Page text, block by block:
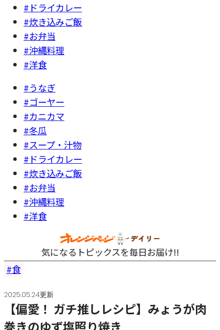
#ドライカレー
#炊き込みご飯
#お弁当
#沖縄料理
#洋食
#うなぎ
#ゴーヤー
#カニカマ
#冬瓜
#スープ・汁物
#ドライカレー
#炊き込みご飯
#お弁当
#沖縄料理
#洋食
気になるトピックスを毎日お届け!!
食
2025.05.24更新
【偏愛！ ガチ推しレシピ】みょうが肉
巻きのゆず塩照り焼き